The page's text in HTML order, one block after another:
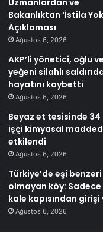
Uzmanlardan ve
Bakanlıktan ‘İstila
Açıklaması
Ağustos 6, 2026
AKP’li yönetici, oğlu ve
yeğeni silahlı
hayatını kaybetti
Ağustos 6, 2026
Beyaz et tesisinde 34
işçi kimyasal
etkilendi
Ağustos 6, 2026
Türkiye’de eşi benzeri
olmayan köy: Sadece
kale kapısından girişi
Ağustos 6, 2026